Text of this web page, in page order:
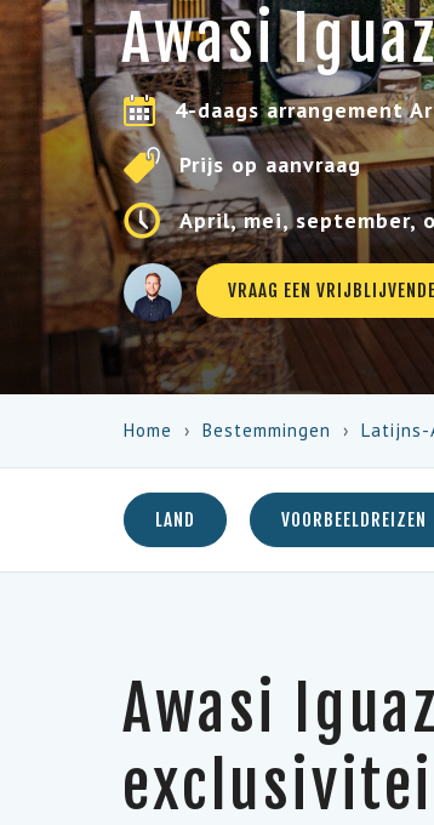
Awasi
4-daags arrangement
Prijs op aanvraag
April, mei, september,
VRAAG EEN
Home Bestemmingen Latijns-
LAND VOORBEELDREIZEN
Awasi